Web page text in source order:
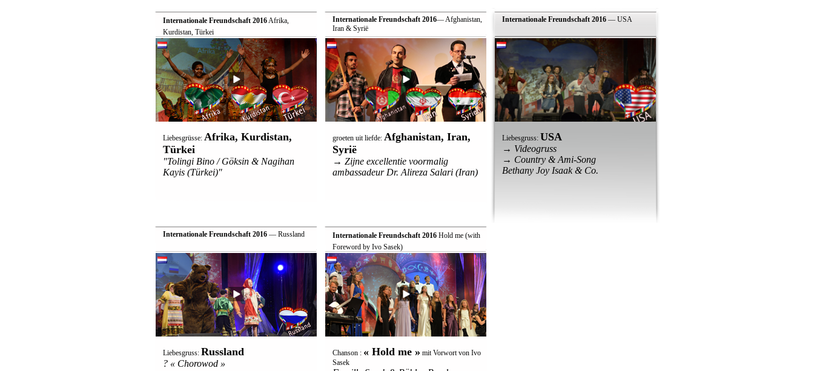
Internationale Freundschaft 2016 Afrika,
Kurdistan, Türkei
Liebesgrüsse: Afrika, Kurdistan,
Türkei
"Tolingi Bino / Göksin & Nagihan
Kayis (Türkei)"
Internationale Freundschaft 2016— Afghanistan,
Iran & Syrië
groeten uit liefde: Afghanistan, Iran,
Syrië
→ Zijne excellentie voormalig
ambassadeur Dr. Alireza Salari (Iran)
Internationale Freundschaft 2016— USA
Liebesgruss: USA
→ Videogruss
→ Country & Ami-Song
Bethany Joy Isaak & Co.
Internationale Freundschaft 2016— Russland
Liebesgruss: Russland
? « Chorowod »
Internationale Freundschaft 2016 Hold me (with
Foreword by Ivo Sasek)
Chanson : « Hold me » mit Vorwort von Ivo
Sasek